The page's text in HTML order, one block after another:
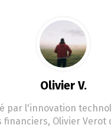
Olivier V.
par l'innovation
financiers, Olivier Verot